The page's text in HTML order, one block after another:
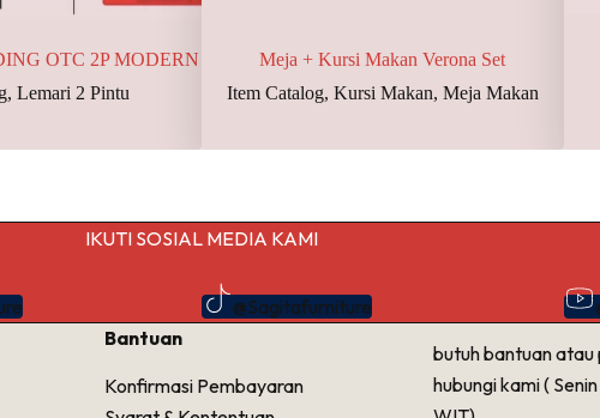
OTC 2P MODERN
,Lemari 2 Pintu
Meja + Kursi Makan Verona Set
Item Catalog, Kursi Makan, Meja Makan
IKUTI SOSIAL MEDIA KAMI
@Sagitafurniture
Bantuan
Konfirmasi Pembayaran
butuh bantuan atau
hubungi kami (